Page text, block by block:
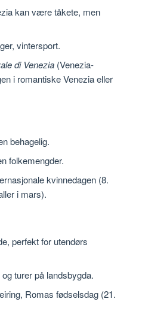
kan være tåkete, men
vintersport.
di Venezia (Venezia-
i romantiske Venezia eller
behagelig.
folkemengder.
kvinnedagen (8.
i mars).
perfekt for utendørs
turer på landsbygda.
Romas fødselsdag (21.